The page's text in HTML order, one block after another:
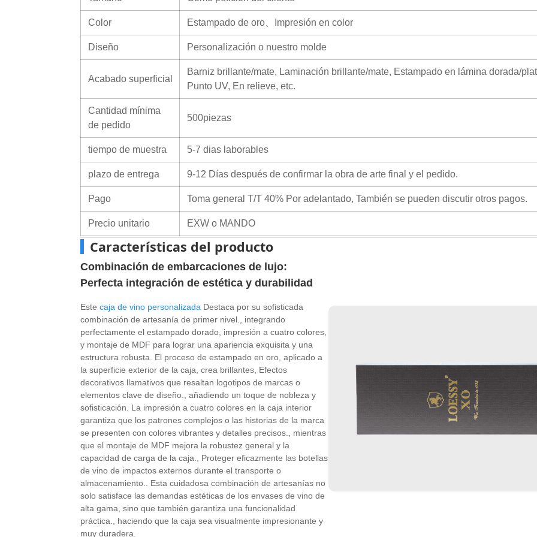
Color Estampado de oro、Impresión en color
Diseño Personalización o nuestro molde
Acabado superficial
Barniz brillante/mate, Laminación brillante/mate, Estampado en lámina dorada/
Punto UV, En relieve, etc.
Cantidad mínima
de pedido
500piezas
tiempo de muestra 5-7 dias laborables
plazo de entrega 9-12 Días después de confirmar la obra de arte final y el pedido.
Pago Toma general T/T 40% Por adelantado, También se pueden discutir otros pagos.
Precio unitario EXW o MANDO
Características del producto
Combinación de embarcaciones de lujo:
Perfecta integración de estética y durabilidad
Estecaja de vino personalizada Destaca por su sofisticada
combinación de artesanía de primer nivel., integrando
perfectamente el estampado dorado, impresión a cuatro colores,
y montaje de MDF para lograr una apariencia exquisita y una
estructura robusta. El proceso de estampado en oro, aplicado a
la superficie exterior de la caja, crea brillantes, Efectos
decorativos llamativos que resaltan logotipos de marcas o
elementos clave de diseño., añadiendo un toque de nobleza y
sofisticación. La impresión a cuatro colores en la caja interior
garantiza que los patrones complejos o las historias de la marca
se presenten con colores vibrantes y detalles precisos., mientras
que el montaje de MDF mejora la robustez general y la
capacidad de carga de la caja., Proteger eficazmente las botellas
de vino de impactos externos durante el transporte o
almacenamiento.. Esta cuidadosa combinación de artesanías no
solo satisface las demandas estéticas de los envases de vino de
alta gama, sino que también garantiza una funcionalidad
práctica., haciendo que la caja sea visualmente impresionante y
muy duradera.